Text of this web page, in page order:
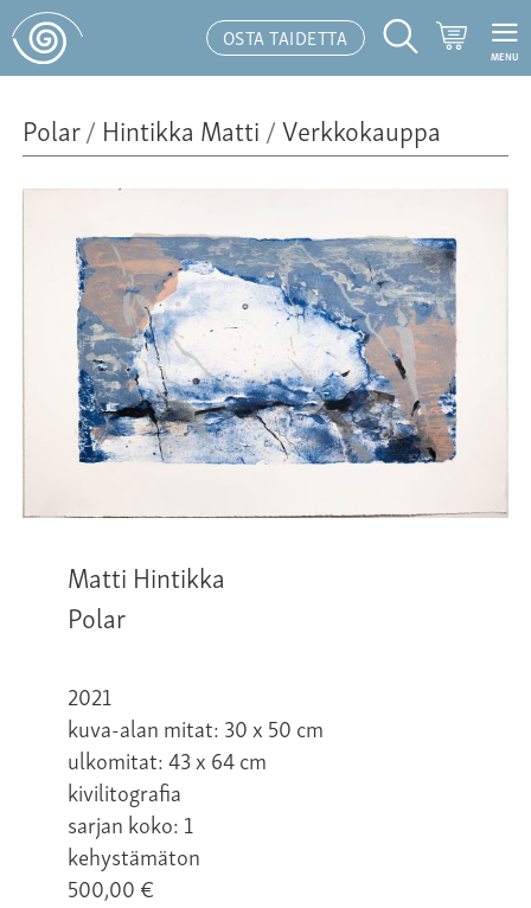
OSTA TAIDETTA
Hakutoiminto
MENU
Polar/ Hintikka Matti/Verkkokauppa
Matti Hintikka
Polar
2021
kuva-alan mitat: 30 x 50 cm
ulkomitat: 43 x 64 cm
kivilitografia
sarjan koko: 1
kehystämäton
500,00€